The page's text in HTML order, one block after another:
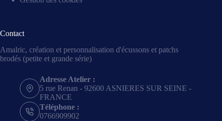
Contact
Amalric, création et personnalisation d'écussons et patchs
brodés (petite et grande série)
Adresse Atelier :
5 rue Renan - 92600 ASNIERES SUR SEINE -
FRANCE
Téléphone :
0766909902